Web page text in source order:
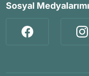
Sosyal